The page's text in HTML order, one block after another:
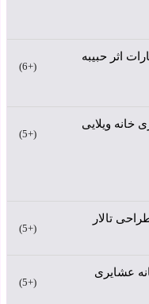
اثر حبیبه
+6
خانه ویلایی
+5
تالار
+5
عشایری
+5